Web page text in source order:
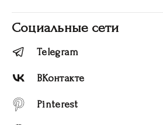
Социальные сети
Telegram
ВКонтакте
Pinterest